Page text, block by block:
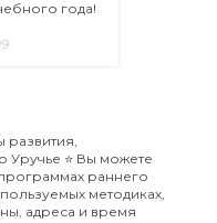
года!
⭐️ Вы можете
раннего
методиках,
адреса и время